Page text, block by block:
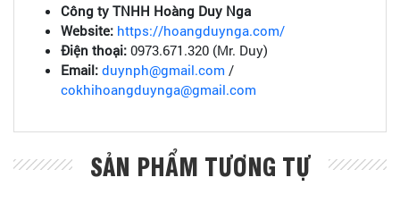
Công ty TNHH Hoàng Duy Nga
Website: https://hoangduynga.com/
Điện thoại: 0973.671.320 (Mr. Duy)
Email: duynph@gmail.com /
cokhihoangduynga@gmail.com
SẢN PHẨM TƯƠNG TỰ